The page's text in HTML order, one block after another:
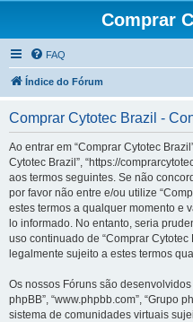
Comprar
FAQ
Índice do Fórum
Comprar Cytotec Brazil -
Ao entrar em “Comprar Cytotec
Cytotec Brazil”, “https://
aos termos seguintes. Se não
por favor não entre e/ou utilize
estes termos a qualquer momento e
lo informado. No entanto, seria
uso continuado de “Comprar
legalmente sujeito a estes termos
Os nossos Fóruns são
phpBB”, “www.phpbb.com”, “Grupo
sistema de comunidades virtuais